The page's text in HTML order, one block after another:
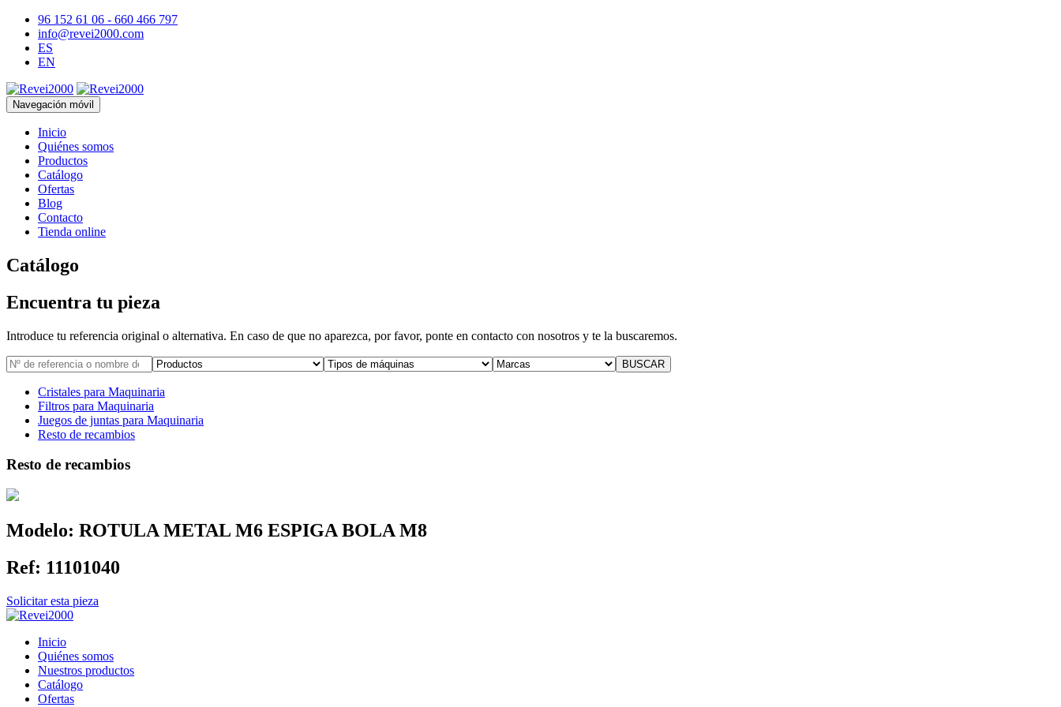
96 152 61 06 - 660 466 797
info@revei2000.com
ES
EN
Navegación móvil
Inicio
Quiénes somos
Productos
Catálogo
Ofertas
Blog
Contacto
Tienda online
Catálogo
Encuentra tu pieza
Introduce tu referencia original o alternativa. En caso de que no aparezca, por favor, ponte en contacto con nosotros y te la buscaremos.
Cristales para Maquinaria
Filtros para Maquinaria
Juegos de juntas para Maquinaria
Resto de recambios
Resto de recambios
Modelo: ROTULA METAL M6 ESPIGA BOLA M8
Ref: 11101040
Solicitar esta pieza
Inicio
Quiénes somos
Nuestros productos
Catálogo
Ofertas